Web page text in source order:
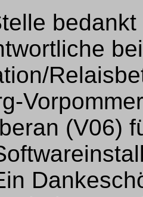
(V06)